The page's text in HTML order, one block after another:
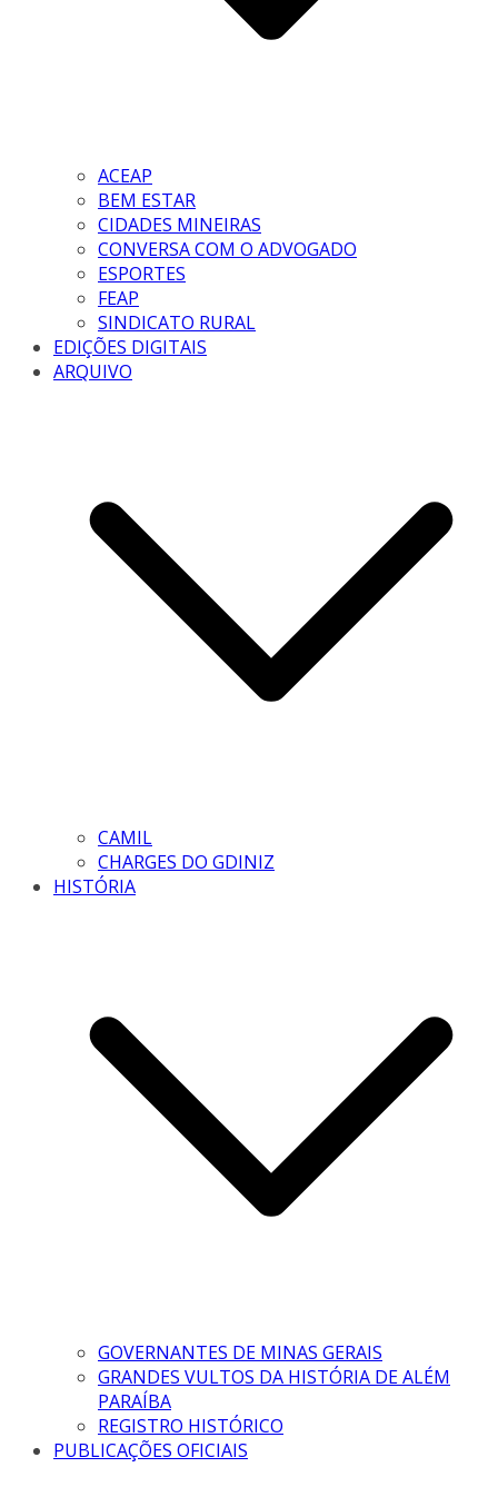
ACEAP
BEM ESTAR
CIDADES MINEIRAS
CONVERSA COM O ADVOGADO
ESPORTES
FEAP
SINDICATO RURAL
EDIÇÕES DIGITAIS
ARQUIVO
CAMIL
CHARGES DO GDINIZ
HISTÓRIA
GOVERNANTES DE MINAS GERAIS
GRANDES VULTOS DA HISTÓRIA DE ALÉM
PARAÍBA
REGISTRO HISTÓRICO
PUBLICAÇÕES OFICIAIS